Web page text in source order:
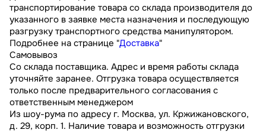
транспортирование товара со склада производителя до
указанного в заявке места назначения и последующую
разгрузку транспортного средства манипулятором.
Подробнее на странице "Доставка"
Самовывоз
Со склада поставщика. Адрес и время работы склада
уточняйте заранее. Отгрузка товара осуществляется
только после предварительного согласования с
ответственным менеджером
Из шоу-рума по адресу г. Москва, ул. Кржижановского,
д. 29, корп. 1. Наличие товара и возможность отгрузки